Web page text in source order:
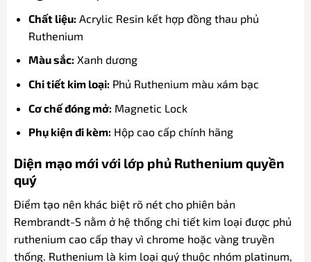
Chất liệu: Acrylic Resin kết hợp đồng thau phủ
Ruthenium
Màu sắc: Xanh dương
Chi tiết kim loại: Phủ Ruthenium màu xám bạc
Cơ chế đóng mở: Magnetic Lock
Phụ kiện đi kèm: Hộp cao cấp chính hãng
Diện mạo mới với lớp phủ Ruthenium quyền
quý
Điểm tạo nên khác biệt rõ nét cho phiên bản
Rembrandt-S nằm ở hệ thống chi tiết kim loại được phủ
ruthenium cao cấp thay vì chrome hoặc vàng truyền
thống. Ruthenium là kim loại quý thuộc nhóm platinum,